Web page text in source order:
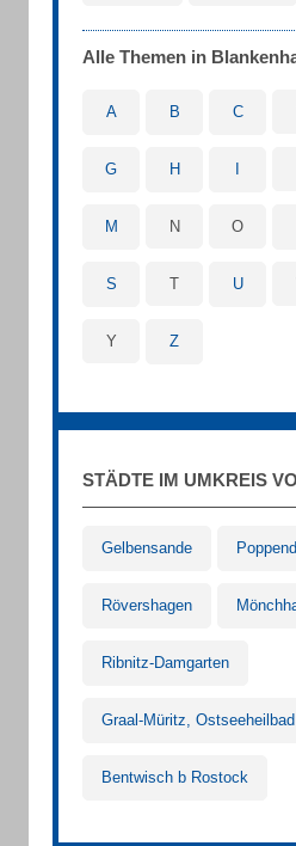
Alle Themen in
A B C
G H
M N O
S T U
Y Z
STÄDTE IM UMKREIS
Gelbensande
Rövershagen
Ribnitz-Damgarten
Graal-Müritz, Ostseeheilbad
Bentwisch b Rostock